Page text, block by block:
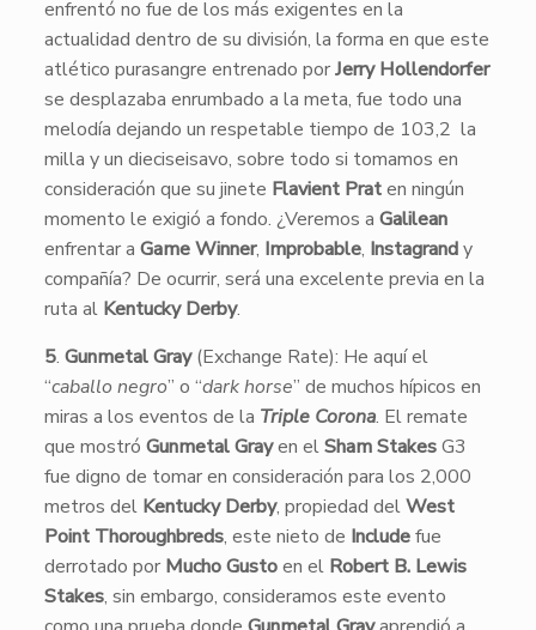
enfrentó no fue de los más exigentes en la
actualidad dentro de su división, la forma en que este
atlético purasangre entrenado porJerry Hollendorfer
se desplazaba enrumbado a la meta, fue todo una
melodía dejando un respetable tiempo de 103,2 la
milla y un dieciseisavo, sobre todo si tomamos en
consideración que su jinete Flavient Praten ningún
momento le exigió a fondo. ¿Veremos a Galilean
enfrentar a Game Winner, Improbable, Instagrandy
compañía? De ocurrir, será una excelente previa en la
ruta al Kentucky Derby.
5. Gunmetal Gray(Exchange Rate): He aquí el
“caballo negro” o “dark horse” de muchos hípicos en
miras a los eventos de la Triple Corona. El remate
que mostró Gunmetal Grayen elSham StakesG3
fue digno de tomar en consideración para los 2,000
metros del Kentucky Derby, propiedad delWest
Point Thoroughbreds, este nieto de Includefue
derrotado por Mucho Gustoen el Robert B. Lewis
Stakes, sin embargo, consideramos este evento